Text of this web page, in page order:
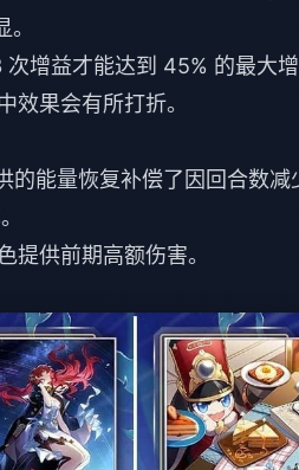
增益才能达到 45% 的最大增
效果会有所打折。
的能量恢复补偿了因回合数减
提供前期高额伤害。